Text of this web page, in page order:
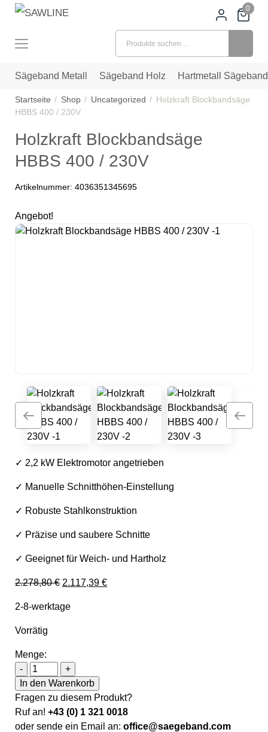
0
Sägeband Metall Sägeband Holz Hartmetall Sägeband
Startseite Shop Uncategorized
Holzkraft Blockbandsäge
HBBS 400 / 230V
Holzkraft Blockbandsäge
HBBS 400 / 230V
Artikelnummer: 4036351345695
Angebot!
✓ 2,2 kW Elektromotor angetrieben
✓ Manuelle Schnitthöhen-Einstellung
✓ Robuste Stahlkonstruktion
✓ Präzise und saubere Schnitte
✓ Geeignet für Weich- und Hartholz
2.278,80€ Ursprünglicher Preis war: 2.278,80 €
2.117,39 €Aktueller Preis ist: 2.117,39 €.
2-8-werktage
Vorrätig
Menge:
-
Holzkraft Blockbandsäge HBBS 400 / 230V Menge
+
In den Warenkorb
Fragen zu diesem Produkt?
Ruf an! +43 (0) 1 321 0018
oder sende ein Email an: office@saegeband.com